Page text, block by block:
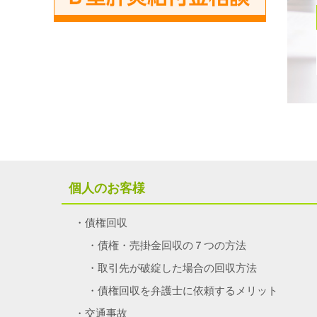
個人のお客様
債権回収
債権・売掛金回収の７つの方法
取引先が破綻した場合の回収方法
債権回収を弁護士に依頼するメリット
交通事故